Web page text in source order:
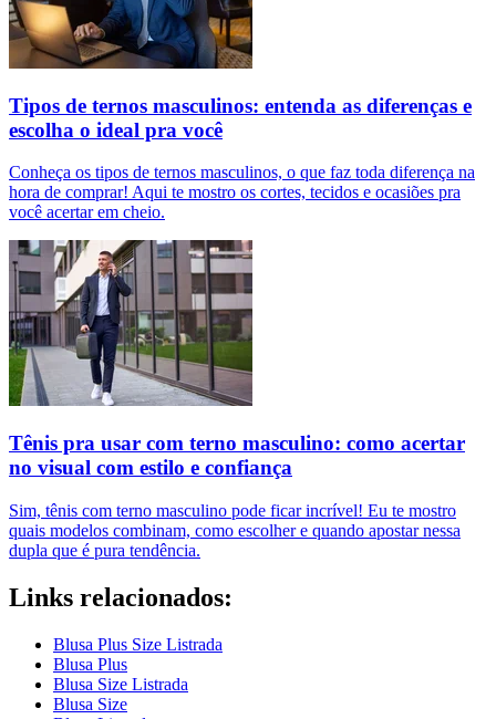
Tipos de ternos masculinos: entenda as diferenças e
escolha o ideal pra você
Conheça os tipos de ternos masculinos, o que faz toda diferença na
hora de comprar! Aqui te mostro os cortes, tecidos e ocasiões pra
você acertar em cheio.
Tênis pra usar com terno masculino: como acertar
no visual com estilo e confiança
Sim, tênis com terno masculino pode ficar incrível! Eu te mostro
quais modelos combinam, como escolher e quando apostar nessa
dupla que é pura tendência.
Links relacionados:
Blusa Plus Size Listrada
Blusa Plus
Blusa Size Listrada
Blusa Size